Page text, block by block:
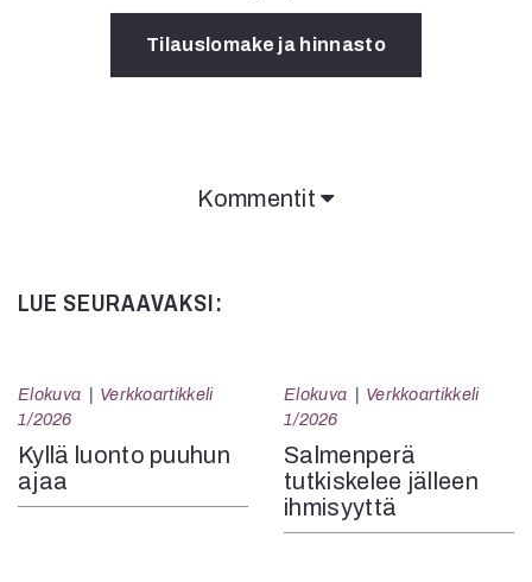
Tilauslomake ja hinnasto
Kommentit
LUE SEURAAVAKSI:
Elokuva
Verkkoartikkeli
1/2026
Kyllä luonto puuhun
ajaa
Elokuva
Verkkoartikkeli
1/2026
Salmenperä
tutkiskelee jälleen
ihmisyyttä